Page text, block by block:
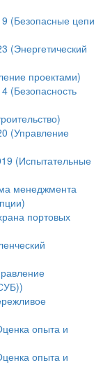
(Безопасные цепи
проектами)
(Безопасность
(Управление
(Испытательные
менеджмента
портовых
опыта и
опыта и